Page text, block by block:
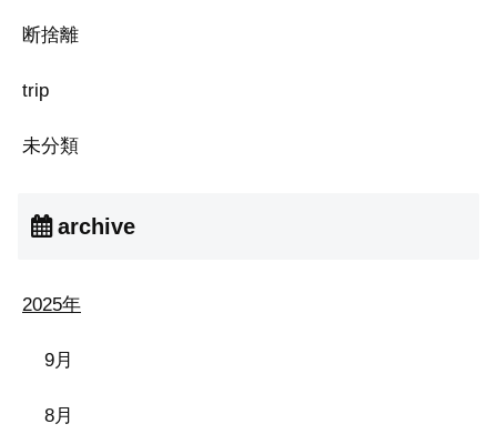
断捨離
trip
未分類
archive
2025年
9月
8月